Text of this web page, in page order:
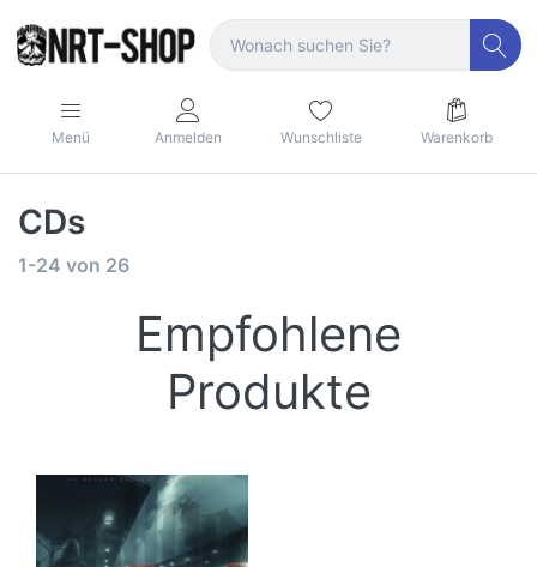
Menü Anmelden Wunschliste Warenkorb
CDs
1-24 von 26
Empfohlene
Produkte